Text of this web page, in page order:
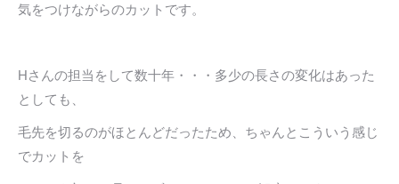
気をつけながらのカットです。
Hさんの担当をして数十年・・・多少の長さの変化はあった
としても、
毛先を切るのがほとんどだったため、ちゃんとこういう感じ
でカットを